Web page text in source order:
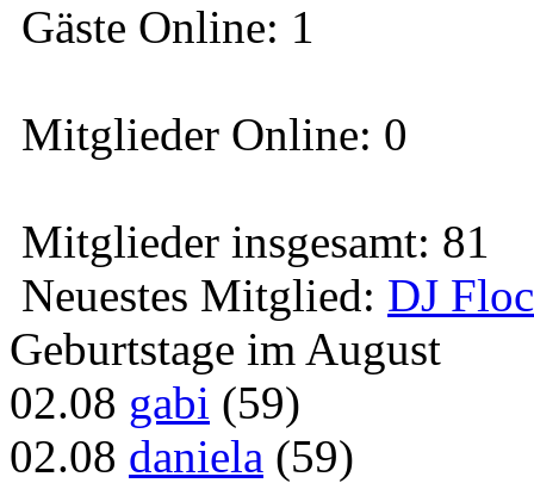
Gäste Online: 1
Mitglieder Online: 0
Mitglieder insgesamt: 81
Neuestes Mitglied: DJ
Geburtstage im August
02.08 gabi (59)
02.08 daniela (59)